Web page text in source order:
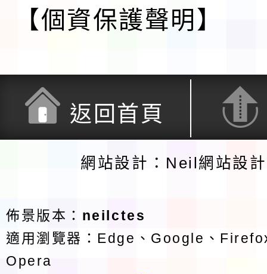
【個資保護聲明】
返回首頁
網站設計：Neil網站設
佈景版本： neilctes
適用瀏覽器：Edge、Google、
Opera